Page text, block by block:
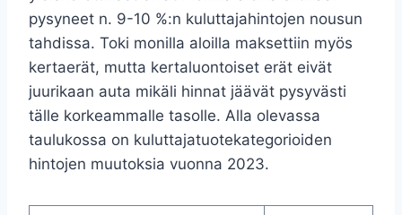
pysyneet n. 9-10 %:n kuluttajahintojen nousun
tahdissa. Toki monilla aloilla maksettiin myös
kertaerät, mutta kertaluontoiset erät eivät
juurikaan auta mikäli hinnat jäävät pysyvästi
tälle korkeammalle tasolle. Alla olevassa
taulukossa on kuluttajatuotekategorioiden
hintojen muutoksia vuonna 2023.